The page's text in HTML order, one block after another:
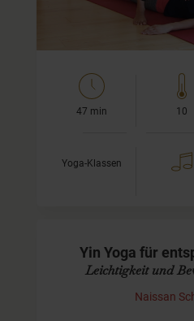
47 min 10
Yoga-Klassen
Yin Yoga für
Leichtigkeit und
Naissan